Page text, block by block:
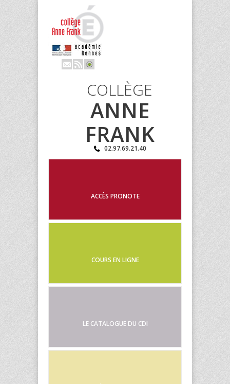
COLLÈGE
ANNE
FRANK
02.97.69.21.40
ACCÈS PRONOTE
COURS EN LIGNE
LE CATALOGUE DU CDI